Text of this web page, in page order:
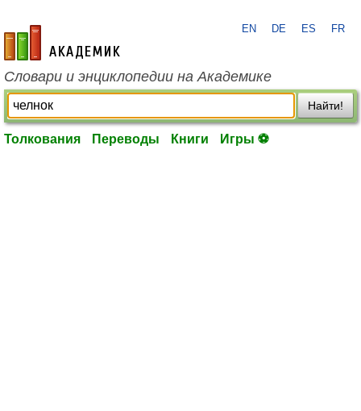
academic.ru
EN DE ES FR
Словари и энциклопедии на Академике
Найти!
Толкования Переводы Книги Игры ⚽